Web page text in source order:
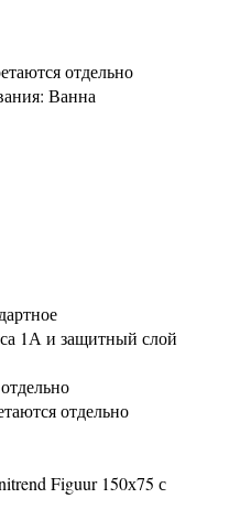
отдельно
Ванна
1А и защитный слой
отдельно
Figuur 150х75 с